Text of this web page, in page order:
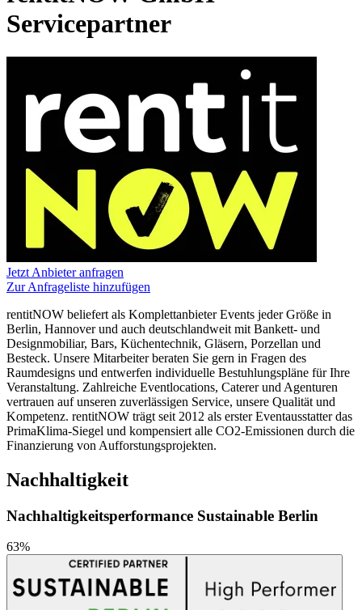
Servicepartner
Jetzt Anbieter anfragen
Zur Anfrageliste hinzufügen
rentitNOW beliefert als Komplettanbieter Events jeder Größe in
Berlin, Hannover und auch deutschlandweit mit Bankett- und
Designmobiliar, Bars, Küchentechnik, Gläsern, Porzellan und
Besteck. Unsere Mitarbeiter beraten Sie gern in Fragen des
Raumdesigns und entwerfen individuelle Bestuhlungspläne für Ihre
Veranstaltung. Zahlreiche Eventlocations, Caterer und Agenturen
vertrauen auf unseren zuverlässigen Service, unsere Qualität und
Kompetenz. rentitNOW trägt seit 2012 als erster Eventausstatter das
PrimaKlima-Siegel und kompensiert alle CO2-Emissionen durch die
Finanzierung von Aufforstungsprojekten.
Nachhaltigkeit
Nachhaltigkeitsperformance Sustainable Berlin
63%